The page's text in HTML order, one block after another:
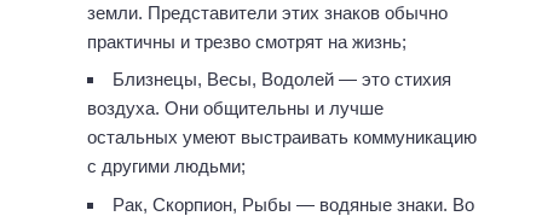
земли. Представители этих знаков обычно
практичны и трезво смотрят на жизнь;
Близнецы, Весы, Водолей — это стихия
воздуха. Они общительны и лучше
остальных умеют выстраивать коммуникацию
с другими людьми;
Рак, Скорпион, Рыбы — водяные знаки. Во